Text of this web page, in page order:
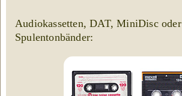
Audiokassetten, DAT, MiniDisc oder
Spulentonbänder: